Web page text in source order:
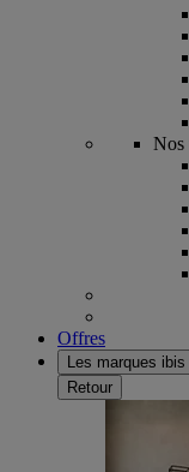
Nos
Offres
Les marques ibis
Retour